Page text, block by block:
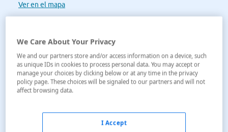
Ver en el mapa
We Care About Your Privacy
We and our partners store and/or access information on a device, such
as unique IDs in cookies to process personal data. You may accept or
manage your choices by clicking below or at any time in the privacy
policy page. These choices will be signaled to our partners and will not
affect browsing data.
I Accept